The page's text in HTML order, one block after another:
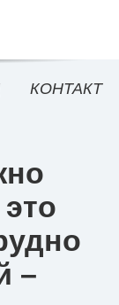
–
КОНТАКТ